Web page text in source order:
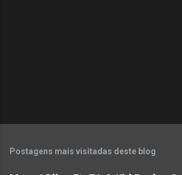
Postagens mais visitadas deste blog